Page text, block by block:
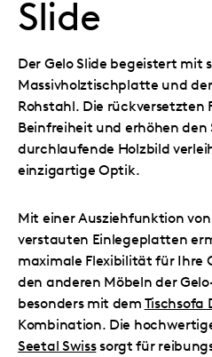
Slide
Der Gelo Slide begeistert mit
Massivholztischplatte und
Rohstahl. Die rückversetzten
Beinfreiheit und erhöhen den
durchlaufende Holzbild
einzigartige Optik.
Mit einer Ausziehfunktion von
verstauten Einlegeplatten
maximale Flexibilität für Ihre
den anderen Möbeln der
besonders mit dem Tischsofa
Kombination. Die
Seetal Swisssorgt für